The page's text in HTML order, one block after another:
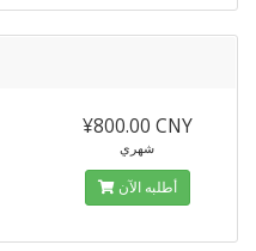
¥800.00 CNY
شهري
أطلبه الآن